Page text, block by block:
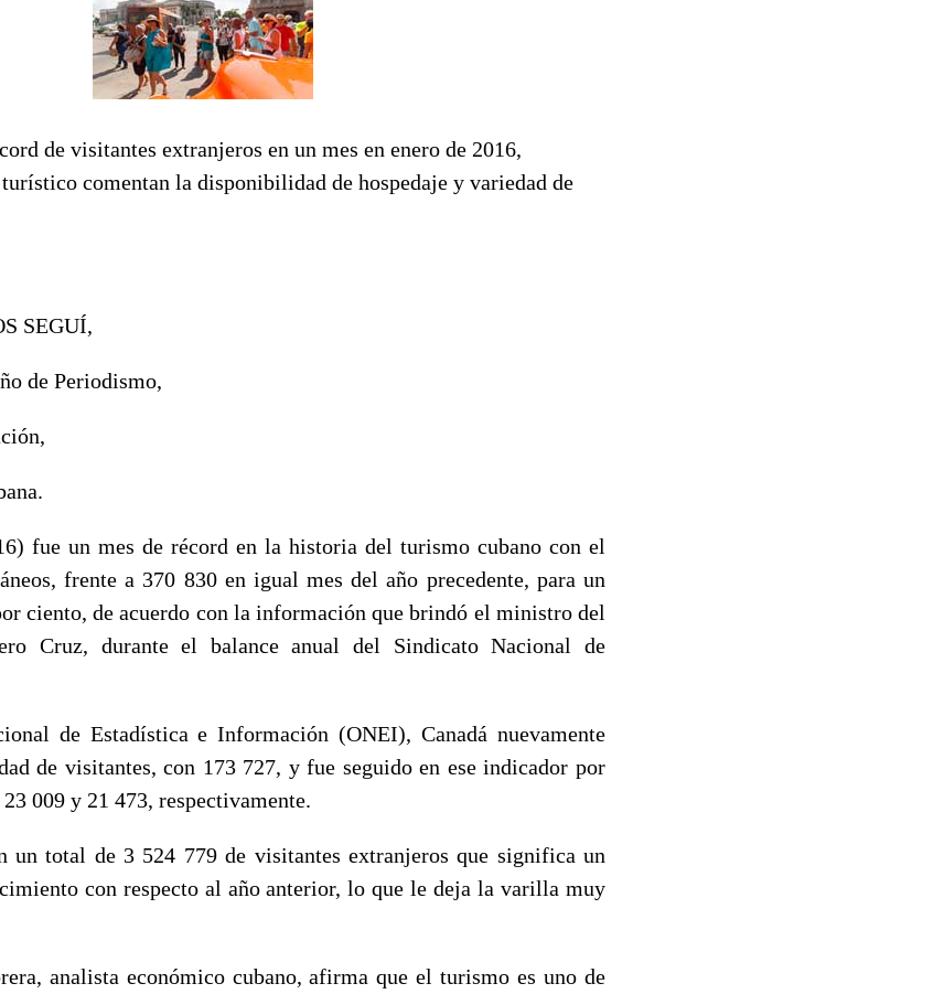
de visitantes extranjeros en un mes en enero de 2016,
comentan la disponibilidad de hospedaje y variedad de
SEGUÍ,
de Periodismo,
fue un mes de récord en la historia del turismo cubano con el
frente a 370 830 en igual mes del año precedente, para un
ciento, de acuerdo con la información que brindó el ministro del
Cruz, durante el balance anual del Sindicato Nacional de
de Estadística e Información (ONEI), Canadá nuevamente
de visitantes, con 173 727, y fue seguido en ese indicador por
009 y 21 473, respectivamente.
un total de 3 524 779 de visitantes extranjeros que significa un
con respecto al año anterior, lo que le deja la varilla muy
analista económico cubano, afirma que el turismo es uno de